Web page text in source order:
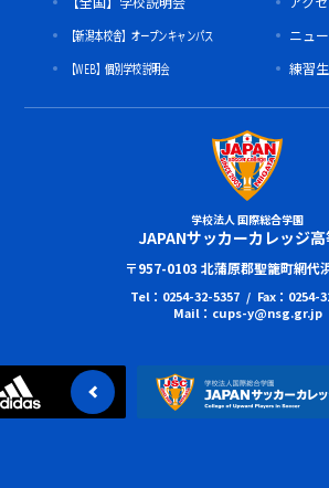
【新潟本校舎】オープンキャンパス
【WEB】個別学校説明会
ニュ
練習
学校法人 国際総合学園
JAPANサッカーカレッジ
〒957-0103 北蒲原郡聖籠町網代
Tel：0254-32-5357 / Fax：0254-
Mail：cups-y@nsg.gr.jp